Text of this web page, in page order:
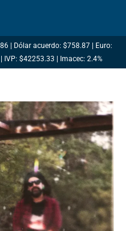
| Dólar acuerdo: $758.87 | Euro:
IVP: $42253.33 | Imacec: 2.4%